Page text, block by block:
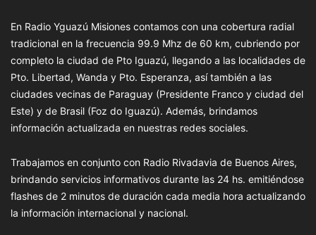
En Radio Yguazú Misiones contamos con una cobertura radial
tradicional en la frecuencia 99.9 Mhz de 60 km, cubriendo por
completo la ciudad de Pto Iguazú, llegando a las localidades de
Pto. Libertad, Wanda y Pto. Esperanza, así también a las
ciudades vecinas de Paraguay (Presidente Franco y ciudad del
Este) y de Brasil (Foz do Iguazú). Además, brindamos
información actualizada en nuestras redes sociales.
Trabajamos en conjunto con Radio Rivadavia de Buenos Aires,
brindando servicios informativos durante las 24 hs. emitiéndose
flashes de 2 minutos de duración cada media hora actualizando
la información internacional y nacional.